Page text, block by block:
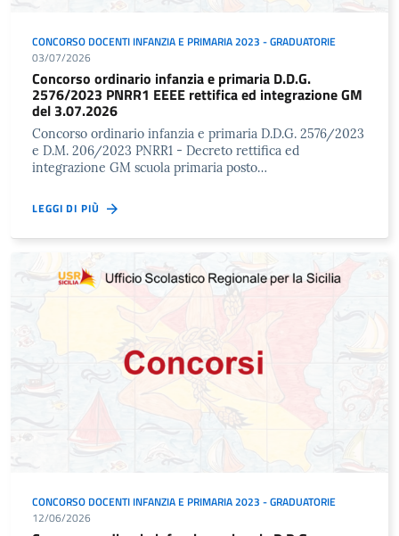
CONCORSO DOCENTI INFANZIA E PRIMARIA 2023 - GRADUATORIE
03/07/2026
Concorso ordinario infanzia e primaria D.D.G.
2576/2023 PNRR1 EEEE rettifica ed integrazione GM
del 3.07.2026
Concorso ordinario infanzia e primaria D.D.G. 2576/2023
e D.M. 206/2023 PNRR1 - Decreto rettifica ed
integrazione GM scuola primaria posto…
LEGGI DI PIÙ
CONCORSO DOCENTI INFANZIA E PRIMARIA 2023 - GRADUATORIE
12/06/2026